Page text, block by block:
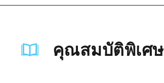
คุณสมบัติพิเศษ